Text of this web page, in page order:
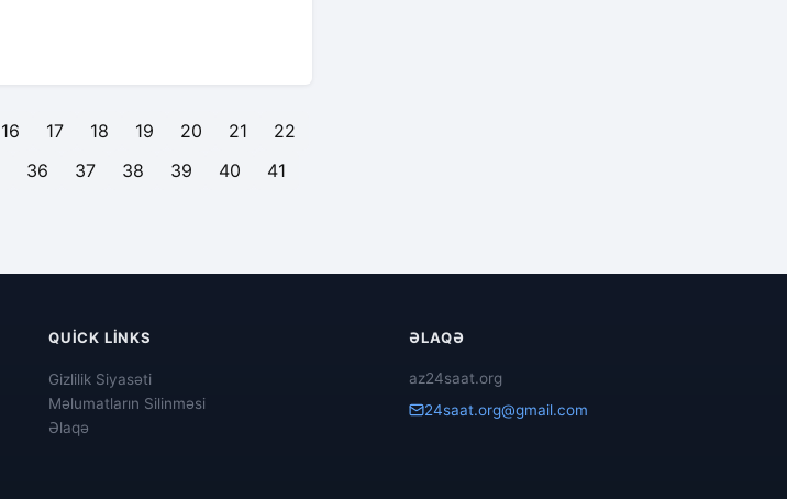
16 17 18 19 20 21
22
36 37 38 39 40
41
QUICK LINKS
Gizlilik Siyasəti
Məlumatların Silinməsi
Əlaqə
ƏLAQƏ
az24saat.org
24saat.org@gmail.com